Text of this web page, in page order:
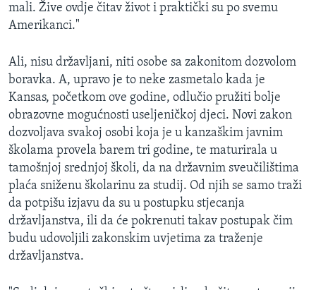
mali. Žive ovdje čitav život i praktički su po svemu
Amerikanci."
Ali, nisu državljani, niti osobe sa zakonitom dozvolom
boravka. A, upravo je to neke zasmetalo kada je
Kansas, početkom ove godine, odlučio pružiti bolje
obrazovne mogućnosti useljeničkoj djeci. Novi zakon
dozvoljava svakoj osobi koja je u kanzaškim javnim
školama provela barem tri godine, te maturirala u
tamošnjoj srednjoj školi, da na državnim sveučilištima
plaća sniženu školarinu za studij. Od njih se samo traži
da potpišu izjavu da su u postupku stjecanja
državljanstva, ili da će pokrenuti takav postupak čim
budu udovoljili zakonskim uvjetima za traženje
državljanstva.